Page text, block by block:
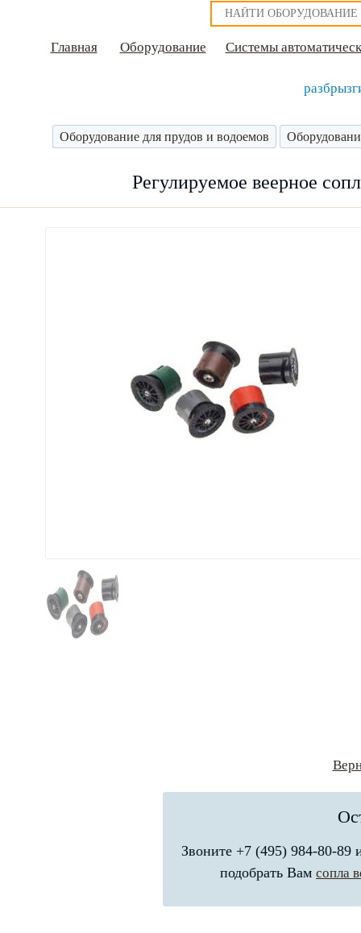
Главная Оборудование Системы
Оборудование для прудов и водоемов
Регулируемое веерное
Звоните +7 (495) 984-80-89
подобрать Вам сопла